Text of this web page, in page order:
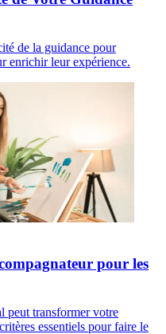
de la guidance pour
enrichir leur expérience.
pour les
peut transformer votre
essentiels pour faire le